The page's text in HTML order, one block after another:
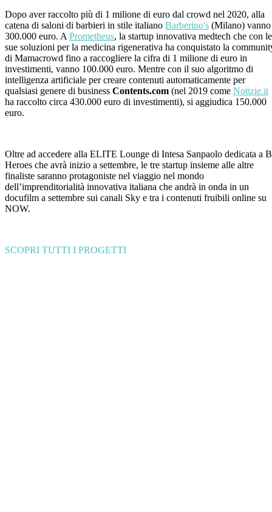
Dopo aver raccolto più di 1 milione di euro dal crowd nel 2020, alla
catena di saloni di barbieri in stile italiano Barberino's (Milano) vanno
300.000 euro. A Prometheus, la ​startup innovativa medtech che con le
sue soluzioni per la medicina rigenerativa ha conquistato la
di Mamacrowd fino a raccogliere la cifra di 1 milione di euro in
investimenti, vanno 100.000 euro. Mentre con il suo algoritmo di
intelligenza artificiale per creare contenuti automaticamente per
qualsiasi genere di business Contents.com (nel 2019 come Notizie.it
ha raccolto circa 430.000 euro di investimenti), si aggiudica 150.000
euro.
Oltre ad accedere alla ELITE Lounge di Intesa Sanpaolo dedicata a B
Heroes che avrà inizio a settembre, le tre startup insieme alle altre
finaliste saranno protagoniste nel viaggio nel mondo
dell’imprenditorialità innovativa italiana che andrà in onda in un
docufilm a settembre sui canali Sky e tra i contenuti fruibili online su
NOW.
SCOPRI TUTTI I PROGETTI